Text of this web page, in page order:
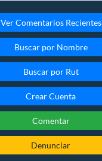
Ver Comentarios Recientes
Buscar por Nombre
Buscar por Rut
Crear Cuenta
Comentar
Denunciar